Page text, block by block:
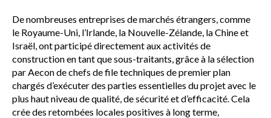
De nombreuses entreprises de marchés étrangers, comme
le Royaume-Uni, l’Irlande, la Nouvelle-Zélande, la Chine et
Israël, ont participé directement aux activités de
construction en tant que sous-traitants, grâce à la sélection
par Aecon de chefs de file techniques de premier plan
chargés d’exécuter des parties essentielles du projet avec le
plus haut niveau de qualité, de sécurité et d’efficacité. Cela
crée des retombées locales positives à long terme,